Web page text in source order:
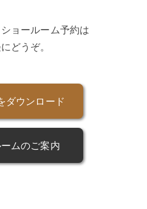
ョールーム予約は
どうぞ。
ダウンロード
ムのご案内